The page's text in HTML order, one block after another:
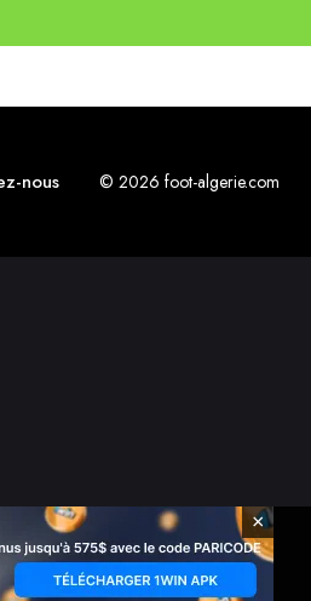
nous © 2026 foot-algerie.com
×